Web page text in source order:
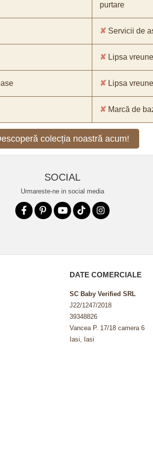
purtare
✘ Servicii de
✘ Lipsa
✘ Lipsa
✘ Marcă de
colecția noastră acum!
SOCIAL
Urmareste-ne in social media
DATE COMERCIALE
SC Baby Verified SRL
J22/1247/2018
39348826
Vancea P. 17/18 camera 6
Iasi, Iasi